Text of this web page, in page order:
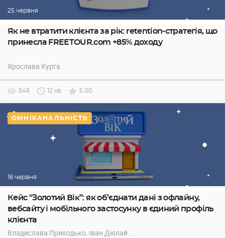
25 червня
Як не втратити клієнта за рік: retention-стратегія, що
принесла FREETOUR.com +85% доходу
Ярослава Курта
546 12 хв 5.00
ОМНІКАНАЛЬНІСТЬ
16 червня
Кейс “Золотий Вік”: як об’єднати дані з офлайну,
вебсайту і мобільного застосунку в єдиний профіль
клієнта
Владислава Приходько, Іван Дюлай...